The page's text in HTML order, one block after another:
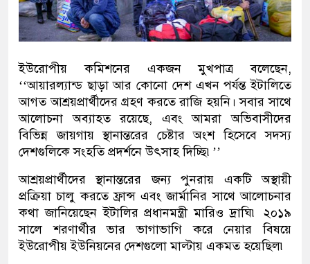
ইউরোপীয় কমিশনের একজন মুখপাত্র বলেছেন,
‘‘আয়ারল্যান্ড ছাড়া আর কোনো দেশ এখন পর্যন্ত ইটালিতে
আগত আশ্রয়প্রার্থীদের গ্রহণ করতে রাজি হয়নি। সবার সাথে
আলোচনা অব্যাহত রয়েছে, এবং আমরা অভিবাসীদের
বিভিন্ন জায়গায় স্থানান্তরের চেষ্টার অংশ হিসেবে সদস্য
দেশগুলিকে সংহতি প্রদর্শনে উৎসাহ দিচ্ছি৷’’
আশ্রয়প্রার্থীদের স্থানান্তরের জন্য পুনরায় একটি অস্থায়ী
প্রক্রিয়া চালু করতে ফ্রান্স এবং জার্মানির সাথে আলোচনার
কথা জানিয়েছেন ইটালির প্রধানমন্ত্রী মারিও দ্রাঘি৷ ২০১৯
সালে শরণার্থীর ভার ভাগাভাগি করে নেয়ার বিষয়ে
ইউরোপীয় ইউনিয়নের দেশগুলো মাল্টায় একমত হয়েছিল৷